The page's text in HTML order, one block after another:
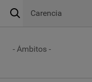
Pasar
Urgencias